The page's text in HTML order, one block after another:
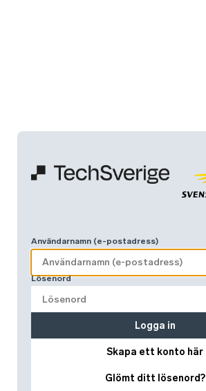
Användarnamn (e-postadress)
Lösenord
Skapa ett konto här
Glömt ditt lösenord?
Logga in